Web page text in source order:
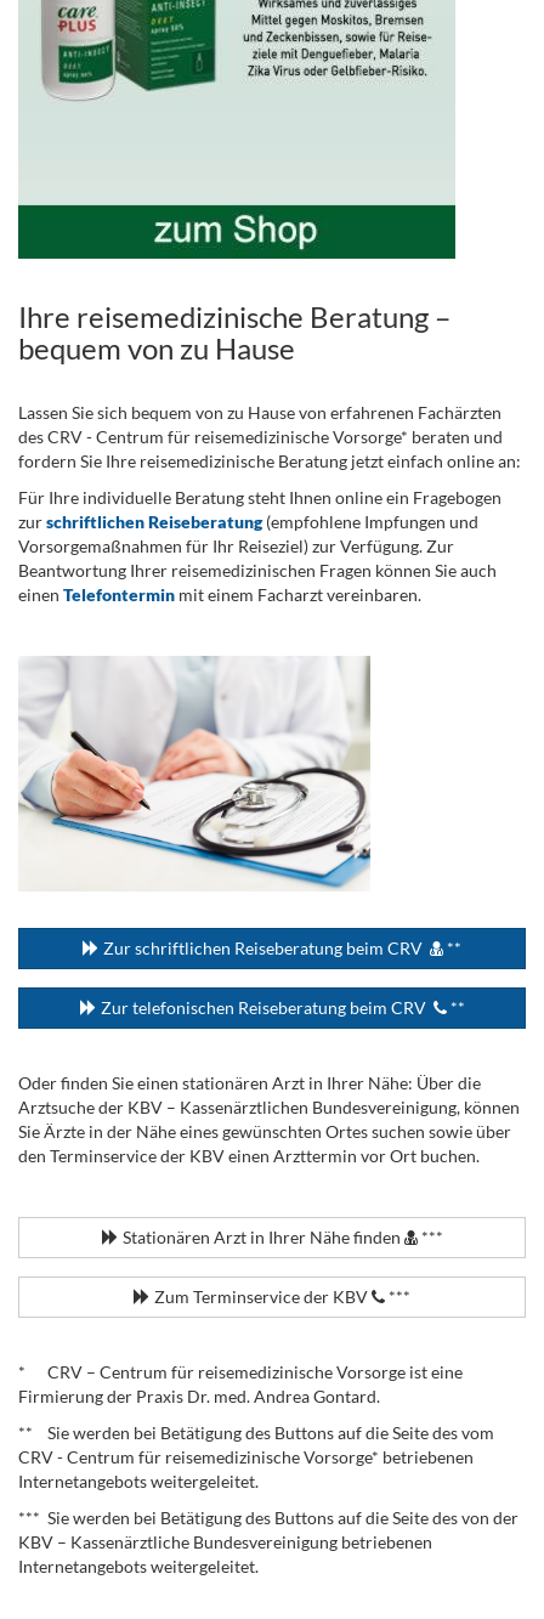
Ihre reisemedizinische Beratung –
bequem von zu Hause
Lassen Sie sich bequem von zu Hause von erfahrenen Fachärzten
des CRV - Centrum für reisemedizinische Vorsorge* beraten und
fordern Sie Ihre reisemedizinische Beratung jetzt einfach online an:
Für Ihre individuelle Beratung steht Ihnen online ein Fragebogen
zurschriftlichen Reiseberatung(empfohlene Impfungen und
Vorsorgemaßnahmen für Ihr Reiseziel) zur Verfügung. Zur
Beantwortung Ihrer reisemedizinischen Fragen können Sie auch
einen Telefontermin mit einem Facharzt vereinbaren.
Zur schriftlichen Reiseberatung beim CRV **
Zur telefonischen Reiseberatung beim CRV **
Oder finden Sie einen stationären Arzt in Ihrer Nähe: Über die
Arztsuche der KBV – Kassenärztlichen Bundesvereinigung, können
Sie Ärzte in der Nähe eines gewünschten Ortes suchen sowie über
den Terminservice der KBV einen Arzttermin vor Ort buchen.
Stationären Arzt in Ihrer Nähe finden ***
Zum Terminservice der KBV ***
* CRV – Centrum für reisemedizinische Vorsorge ist eine
Firmierung der Praxis Dr. med. Andrea Gontard.
** Sie werden bei Betätigung des Buttons auf die Seite des vom
CRV - Centrum für reisemedizinische Vorsorge* betriebenen
Internetangebots weitergeleitet.
*** Sie werden bei Betätigung des Buttons auf die Seite des von der
KBV – Kassenärztliche Bundesvereinigung betriebenen
Internetangebots weitergeleitet.